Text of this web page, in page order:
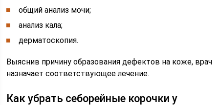
общий анализ мочи;
анализ кала;
дерматоскопия.
Выяснив причину образования дефектов на коже, врач
назначает соответствующее лечение.
Как убрать себорейные корочки у